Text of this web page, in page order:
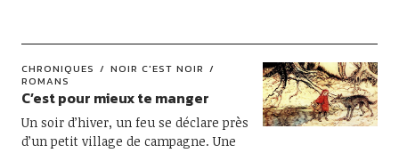
CHRONIQUES
NOIR C'EST NOIR
ROMANS
C’est pour mieux te manger
Un soir d’hiver, un feu se déclare près
d’un petit village de campagne. Une